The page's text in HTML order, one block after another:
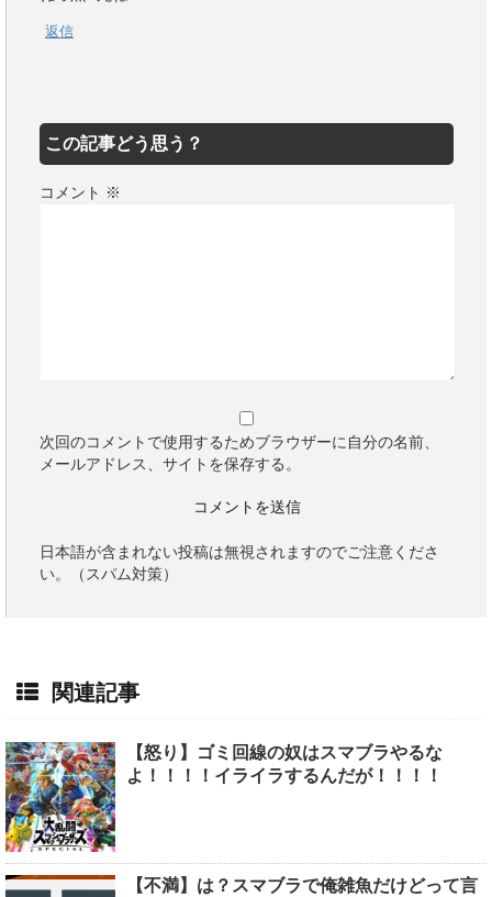
返信
この記事どう思う？
コメント ※
次回のコメントで使用するためブラウザーに自分の名前、
メールアドレス、サイトを保存する。
日本語が含まれない投稿は無視されますのでご注意くださ
い。（スパム対策）
関連記事
【怒り】ゴミ回線の奴はスマブラやるな
よ！！！！イライラするんだが！！！！
【不満】は？スマブラで俺雑魚だけどって言